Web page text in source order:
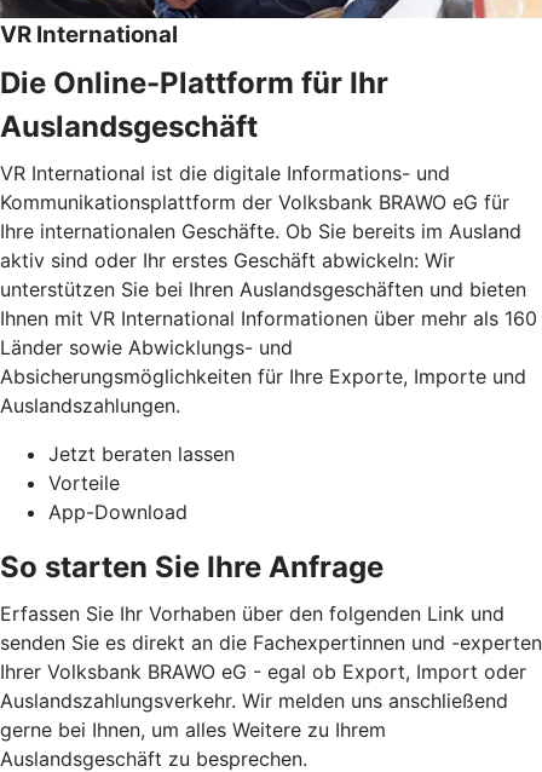
VR International
Die Online-Plattform für Ihr
Auslandsgeschäft
VR International ist die digitale Informations- und
Kommunikationsplattform der Volksbank BRAWO eG für
Ihre internationalen Geschäfte. Ob Sie bereits im Ausland
aktiv sind oder Ihr erstes Geschäft abwickeln: Wir
unterstützen Sie bei Ihren Auslandsgeschäften und bieten
Ihnen mit VR International Informationen über mehr als 160
Länder sowie Abwicklungs- und
Absicherungsmöglichkeiten für Ihre Exporte, Importe und
Auslandszahlungen.
Jetzt beraten lassen
Vorteile
App-Download
So starten Sie Ihre Anfrage
Erfassen Sie Ihr Vorhaben über den folgenden Link und
senden Sie es direkt an die Fachexpertinnen und -experten
Ihrer Volksbank BRAWO eG - egal ob Export, Import oder
Auslandszahlungsverkehr. Wir melden uns anschließend
gerne bei Ihnen, um alles Weitere zu Ihrem
Auslandsgeschäft zu besprechen.